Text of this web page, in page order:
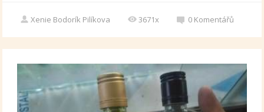
Xenie Bodorík Pilíkova 3671x 0 Komentářů